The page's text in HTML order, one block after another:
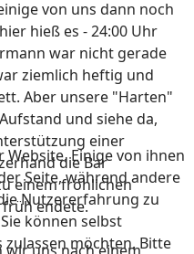
von uns dann noch
hieß es - 24:00 Uhr
war nicht gerade
ziemlich heftig und
Aber unsere "Harten"
und siehe da,
einer
die Bar
einem fröhlichen
endete.
Einige von ihnen
Seite, während andere
Nutzererfahrung zu
können selbst
zulassen möchten. Bitte